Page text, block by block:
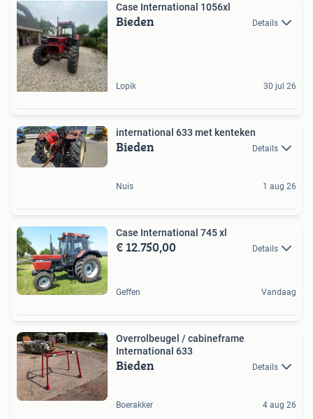
Case International 1056xl
Bieden Details
Lopik 30 jul 26
international 633 met kenteken
Bieden Details
Nuis 1 aug 26
Case International 745 xl
€ 12.750,00 Details
Geffen Vandaag
Overrolbeugel / cabineframe
International 633
Bieden Details
Boerakker 4 aug 26